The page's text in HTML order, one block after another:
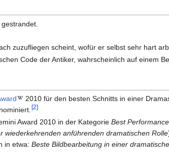
gestrandet.
zuzufliegen scheint, wofür er selbst sehr hart
Code der Antiker, wahrscheinlich auf einem
2010 für den besten Schnitts in einer
[2]
Award 2010 in der KategorieBest
wiederkehrenden anführenden dramatischen Rolle
in etwa:Beste Bildbearbeitung in einer